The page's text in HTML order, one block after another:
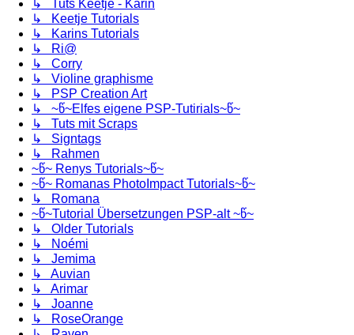
↳ Tuts Keetje - Karin
↳ Keetje Tutorials
↳ Karins Tutorials
↳ Ri@
↳ Corry
↳ Violine graphisme
↳ PSP Creation Art
↳ ~წ~Elfes eigene PSP-Tutirials~წ~
↳ Tuts mit Scraps
↳ Signtags
↳ Rahmen
~წ~ Renys Tutorials~წ~
~წ~ Romanas PhotoImpact Tutorials~წ~
↳ Romana
~წ~Tutorial Übersetzungen PSP-alt ~წ~
↳ Older Tutorials
↳ Noémi
↳ Jemima
↳ Auvian
↳ Arimar
↳ Joanne
↳ RoseOrange